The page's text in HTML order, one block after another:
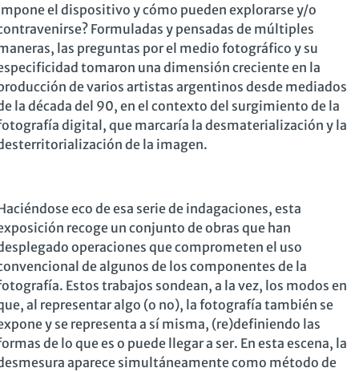
el dispositivo y cómo pueden explorarse y/o
Formuladas y pensadas de múltiples
las preguntas por el medio fotográfico y su
tomaron una dimensión creciente en la
de varios artistas argentinos desde mediados
la década del 90, en el contexto del surgimiento de la
digital, que marcaría la desmaterialización y la
de la imagen.
eco de esa serie de indagaciones, esta
recoge un conjunto de obras que han
operaciones que comprometen el uso
de algunos de los componentes de la
Estos trabajos sondean, a la vez, los modos en
al representar algo (o no), la fotografía también se
y se representa a sí misma, (re)definiendo las
de lo que es o puede llegar a ser. En esta escena, la
aparece simultáneamente como método de